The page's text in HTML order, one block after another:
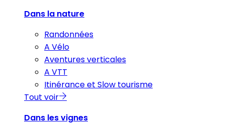
Dans la nature
Randonnées
A Vélo
Aventures verticales
A VTT
Itinérance et Slow tourisme
Tout voir
Dans les vignes